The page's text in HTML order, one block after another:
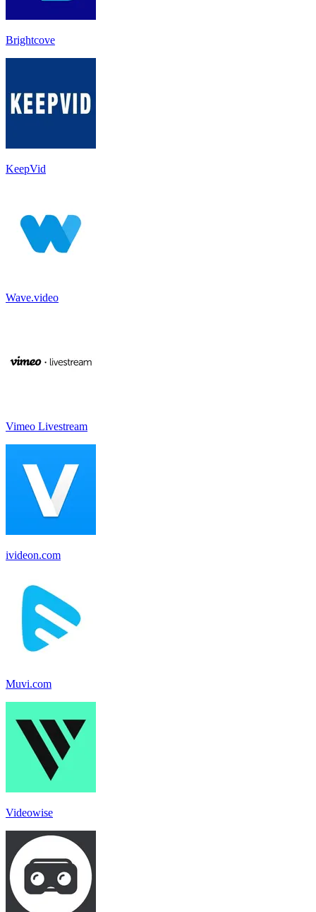
Brightcove
KeepVid
Wave.video
Vimeo Livestream
ivideon.com
Muvi.com
Videowise